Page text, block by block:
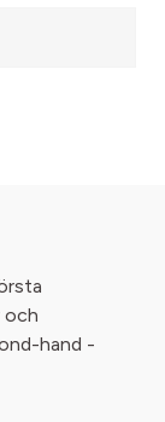
och
hand -